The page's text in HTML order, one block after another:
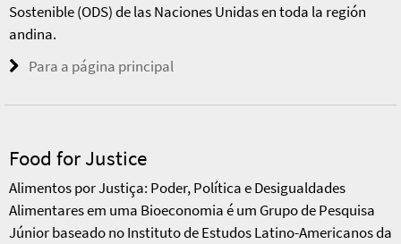
Sostenible (ODS) de las Naciones Unidas en toda la región
andina.
Para a página principal
Food for Justice
Alimentos por Justiça: Poder, Política e Desigualdades
Alimentares em uma Bioeconomia é um Grupo de Pesquisa
Júnior baseado no Instituto de Estudos Latino-Americanos da